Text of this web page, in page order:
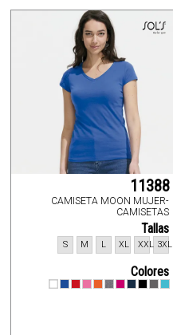
11388
CAMISETA MOON MUJER-
CAMISETAS
Tallas
3XL
XXL
XL
L
M
S
Colores